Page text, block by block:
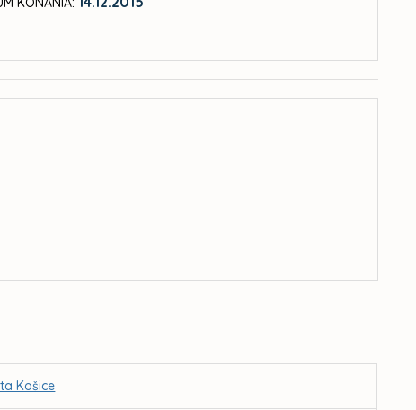
Košice